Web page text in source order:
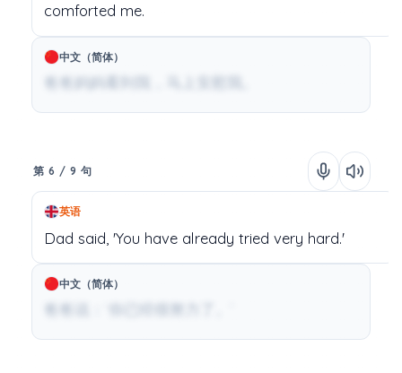
comforted me.
中文（简体）
爸爸妈妈看到我，马上安慰我。
第 6 / 9 句
英语
Dad said, 'You have already tried very hard.'
中文（简体）